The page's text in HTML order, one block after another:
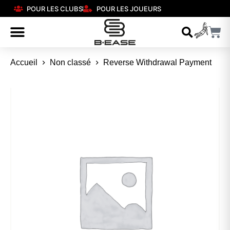
POUR LES CLUBS POUR LES JOUEURS
Accueil Non classé Reverse Withdrawal Payment